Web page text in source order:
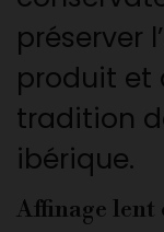
préserver
produit et
tradition
ibérique.
Affinage lent